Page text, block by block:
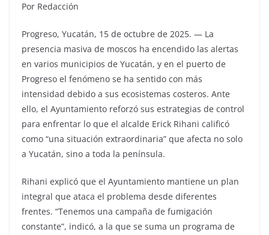
Por Redacción
Progreso, Yucatán, 15 de octubre de 2025. — La
presencia masiva de moscos ha encendido las alertas
en varios municipios de Yucatán, y en el puerto de
Progreso el fenómeno se ha sentido con más
intensidad debido a sus ecosistemas costeros. Ante
ello, el Ayuntamiento reforzó sus estrategias de control
para enfrentar lo que el alcalde Erick Rihani calificó
como “una situación extraordinaria” que afecta no solo
a Yucatán, sino a toda la península.
Rihani explicó que el Ayuntamiento mantiene un plan
integral que ataca el problema desde diferentes
frentes. “Tenemos una campaña de fumigación
constante”, indicó, a la que se suma un programa de